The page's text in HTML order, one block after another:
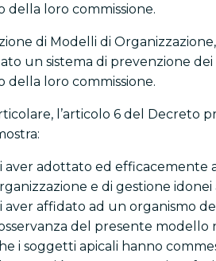
della loro commissione.
di Modelli di
un sistema di prevenzione
della loro commissione.
l’articolo 6 del Decreto
aver adottato ed efficacemente
e di gestione
aver affidato ad un organismo
del presente
i soggetti apicali hanno